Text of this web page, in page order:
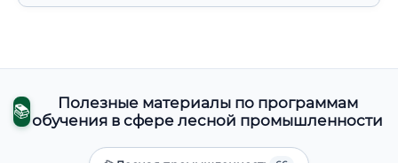
📚
Полезные материалы по программам
обучения в сфере лесной промышленности